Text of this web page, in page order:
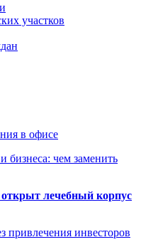
участков
в офисе
бизнеса: чем заменить
лечебный корпус
привлечения инвесторов